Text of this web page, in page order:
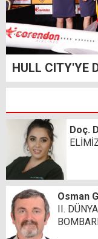
HULL CITY'YE
Doç.
Osman
II.